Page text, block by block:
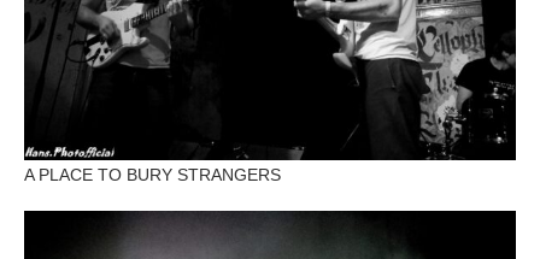
A PLACE TO BURY STRANGERS